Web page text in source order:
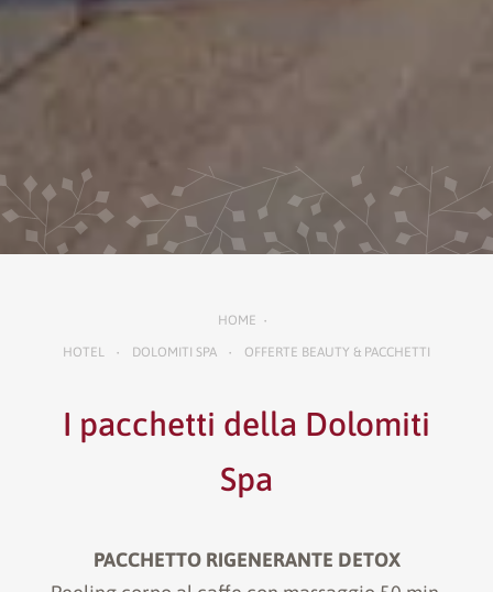
HOME •
HOTEL • DOLOMITI SPA • OFFERTE BEAUTY & PACCHETTI
I pacchetti della Dolomiti
Spa
PACCHETTO RIGENERANTE DETOX